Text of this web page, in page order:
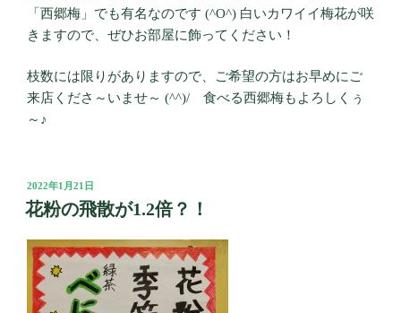
「西郷梅」でも有名なのです (^O^) 白いカワイイ梅花が咲
きますので、ぜひお部屋に飾ってください！
枝数には限りがありますので、ご希望の方はお早めにご
来店くださ～いませ～ (^^)/ 食べる西郷梅もよろしくぅ
～♪
投
稿
日:
2022年1月21日
花粉の飛散が1.2倍？！